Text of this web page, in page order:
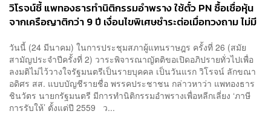
วิโรจน์ชี้ แพทองธารทำนิติกรรมอำพราง ใช้ตั๋ว PN ซื้อเชื่อหุ้น
จากเครือญาติกว่า 9 ปี เงื่อนไขพิเศษชำระต่อเมื่อทวงถาม ไม่มี
วันนี้ (24 มีนาคม) ในการประชุมสภาผู้แทนราษฎร​ ครั้งที่ 26 (สมัย
สามัญประจำปีครั้งที่ 2) วาระพิจารณาญัตติขอเปิดอภิปรายทั่วไปเพื่อ
ลงมติไม่ไว้วางใจรัฐมนตรีเป็นรายบุคคล เป็นวันแรก วิโรจน์ ลักขณา
อดิศร สส. แบบบัญชีรายชื่อ พรรคประชาชน กล่าวหาว่า แพทองธาร
ชินวัตร นายกรัฐมนตรี มีการทำนิติกรรมอำพรางเพื่อหลีกเลี่ยง ‘ภาษี
การรับให้’ ตั้งแต่ปี 2559 ว...